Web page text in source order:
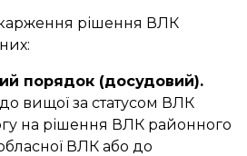
рішення ВЛК
порядок (досудовий).
вищої за статусом ВЛК
на рішення ВЛК районного
ВЛК або до